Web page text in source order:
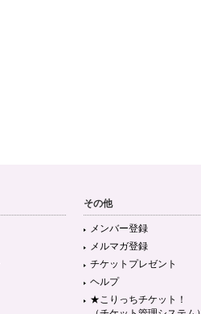
その他
メンバー登録
メルマガ登録
チケットプレゼント
ヘルプ
★こりっちチケット！